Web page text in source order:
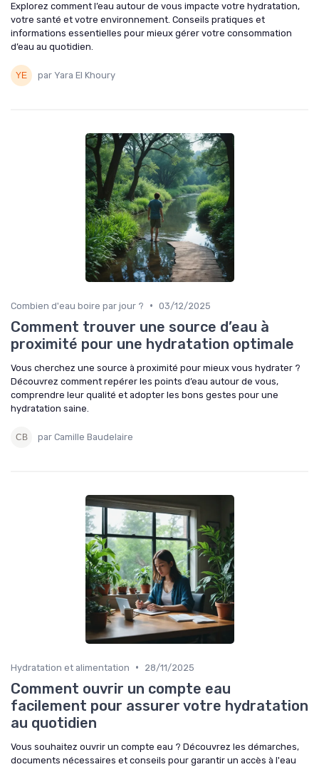
Explorez comment l’eau autour de vous impacte votre hydratation,
votre santé et votre environnement. Conseils pratiques et
informations essentielles pour mieux gérer votre consommation
d’eau au quotidien.
par Yara El Khoury
Combien d'eau boire par jour ? • 03/12/2025
Comment trouver une source d’eau à
proximité pour une hydratation optimale
Vous cherchez une source à proximité pour mieux vous hydrater ?
Découvrez comment repérer les points d’eau autour de vous,
comprendre leur qualité et adopter les bons gestes pour une
hydratation saine.
par Camille Baudelaire
Hydratation et alimentation • 28/11/2025
Comment ouvrir un compte eau
facilement pour assurer votre hydratation
au quotidien
Vous souhaitez ouvrir un compte eau ? Découvrez les démarches,
documents nécessaires et conseils pour garantir un accès à l'eau